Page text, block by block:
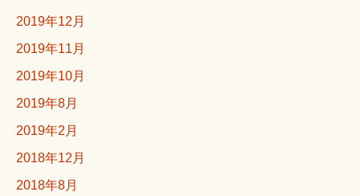
2019年12月
2019年11月
2019年10月
2019年8月
2019年2月
2018年12月
2018年8月